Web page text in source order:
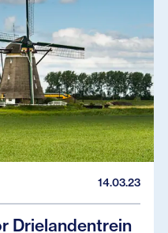
14.03.23
Drielandentrein